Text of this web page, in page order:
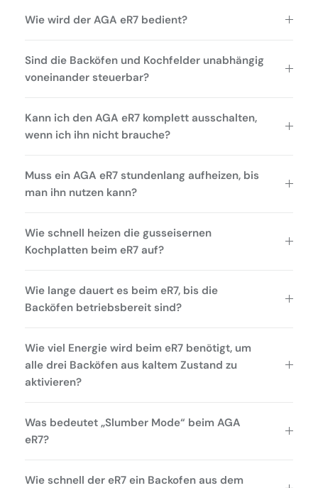
Wie wird der AGA eR7 bedient?
Sind die Backöfen und Kochfelder unabhängig
voneinander steuerbar?
Kann ich den AGA eR7 komplett ausschalten,
wenn ich ihn nicht brauche?
Muss ein AGA eR7 stundenlang aufheizen, bis
man ihn nutzen kann?
Wie schnell heizen die gusseisernen
Kochplatten beim eR7 auf?
Wie lange dauert es beim eR7, bis die
Backöfen betriebsbereit sind?
Wie viel Energie wird beim eR7 benötigt, um
alle drei Backöfen aus kaltem Zustand zu
aktivieren?
Was bedeutet „Slumber Mode“ beim AGA
eR7?
Wie schnell der eR7 ein Backofen aus dem